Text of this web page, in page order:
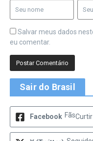
Salvar meus dados
eu comentar.
Sair do Brasil
Facebook FãsCurtir